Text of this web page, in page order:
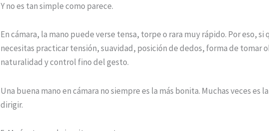
Y no es tan simple como parece.
En cámara, la mano puede verse tensa, torpe o rara muy rápido. Por eso, si
necesitas practicar tensión, suavidad, posición de dedos, forma de tomar
naturalidad y control fino del gesto.
Una buena mano en cámara no siempre es la más bonita. Muchas veces es
dirigir.